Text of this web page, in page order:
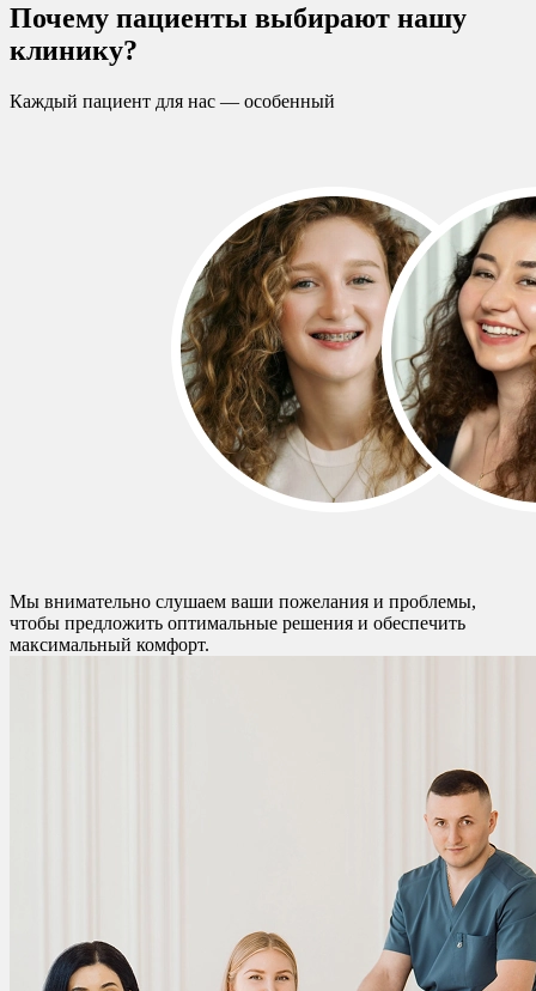
Почему пациенты выбирают нашу
клинику?
Каждый пациент для нас — особенный
Мы внимательно слушаем ваши пожелания и проблемы,
чтобы предложить оптимальные решения и обеспечить
максимальный комфорт.